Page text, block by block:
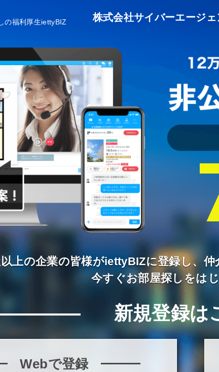
の福利厚生iettyBIZ 株式会社サイバーエージェ
上の企業の皆様がiettyBIZに登録し、仲
今すぐお部屋探しをは
新規登録は
Webで登録